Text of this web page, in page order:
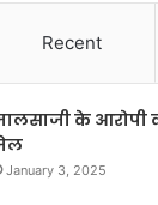
Recent
के
January 3, 2025